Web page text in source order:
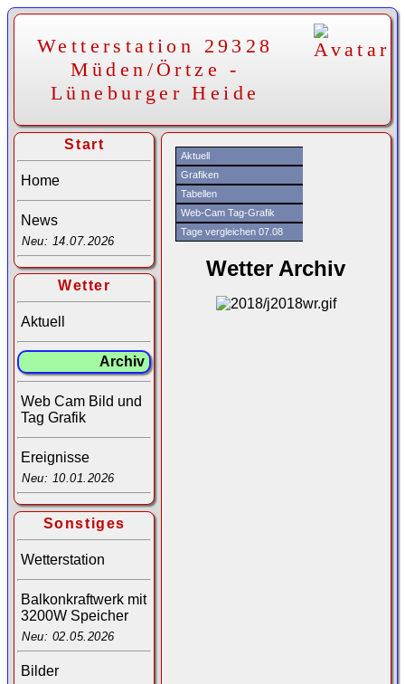
Wetterstation 29328
Müden/Örtze -
Lüneburger Heide
Start
Home
News
Neu: 14.07.2026
Wetter
Aktuell
Archiv
Web Cam Bild und
Tag Grafik
Ereignisse
Neu: 10.01.2026
Sonstiges
Wetterstation
Balkonkraftwerk mit
3200W Speicher
Neu: 02.05.2026
Bilder
Aktuell
Grafiken
Tabellen
Web-Cam Tag-Grafik
Tage vergleichen 07.08
Wetter Archiv